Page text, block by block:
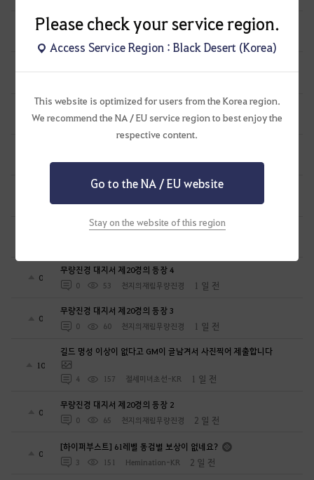
Please check your service region.
Access Service Region : Black Desert (Korea)
This website is optimized for users from the Korea region.
We recommend the NA / EU service region to best enjoy the
respective content.
Go to the NA / EU website
Stay on the website of this region
2
요즘 신규유입 생겻다고 막피가 생겻더라
0
1
시간 충분히 줬고 이제 비양심에 대한 책임 묻겠습니다
1 164 공짜안됨 1 일 전
0 42 천지의재림무량진경 1 일 전
무량진경 대지서 제20경의 등장 5
0 56 천지의재림무량진경 1 일 전
굶카루위치
0
무량진경 대지서 제20경의 등장 4
0 53 천지의재림무량진경 1 일 전
0
무량진경 대지서 제20경의 등장 3
0 60 천지의재림무량진경 1 일 전
10
길드 명성 이상이 없다고 GM이 글남겨서 사진찍어 제출합니다
4 157 절세미녀초선-KR 1 일 전
0
무량진경 대지서 제20경의 등장 2
0 65 천지의재림무량진경 2 일 전
0
[하이퍼부스트] 61레벨 동검별 보상이 없네요?
3 151 Hemination-KR 2 일 전